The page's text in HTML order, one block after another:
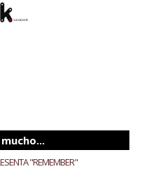
"REMEMBER"